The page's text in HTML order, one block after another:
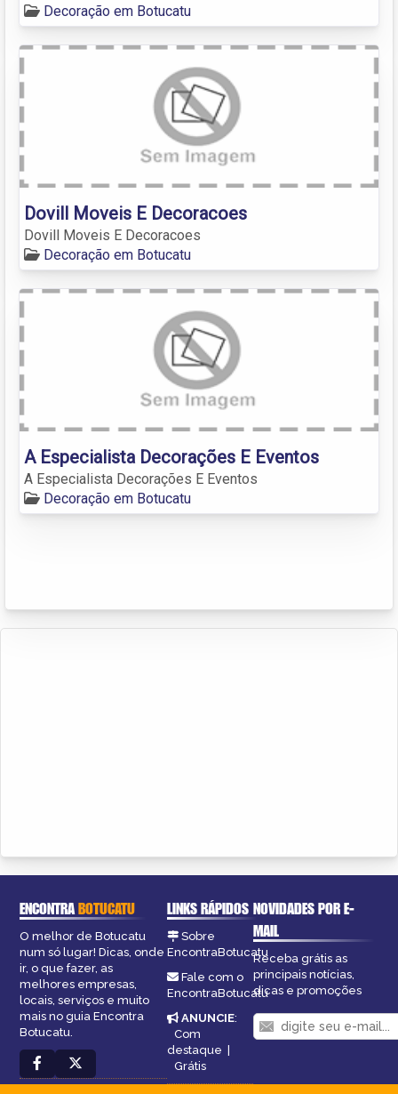
Decoração em Botucatu
Dovill Moveis E Decoracoes
Dovill Moveis E Decoracoes
Decoração em Botucatu
A Especialista Decorações E Eventos
A Especialista Decorações E Eventos
Decoração em Botucatu
ENCONTRABOTUCATU
O melhor de Botucatu
num só lugar! Dicas, onde
ir, o que fazer, as
melhores empresas,
locais, serviços e muito
mais no guia Encontra
Botucatu.
LINKS RÁPIDOS
Sobre
EncontraBotucatu
Fale com o
EncontraBotucatu
ANUNCIE:
Com
destaque |
Grátis
NOVIDADES POR E-
MAIL
Receba grátis as
principais notícias,
dicas e promoções